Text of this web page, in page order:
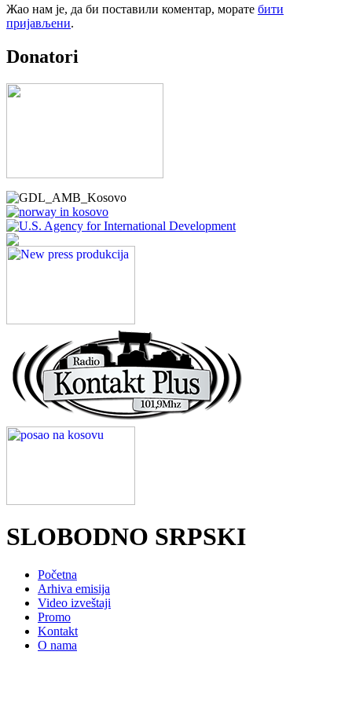
Жао нам је, да би поставили коментар, морате бити
пријављени.
Donatori
SLOBODNO SRPSKI
Početna
Arhiva emisija
Video izveštaji
Promo
Kontakt
O nama